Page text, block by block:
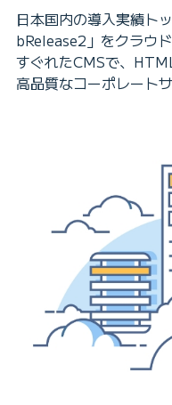
日本国内の導入実績ト
bRelease2」をクラウ
すぐれたCMSで、
高品質なコーポレート